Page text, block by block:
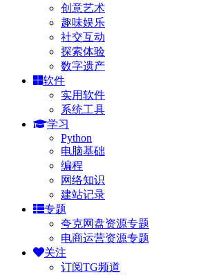
创意艺术
趣味娱乐
社交互动
探索体验
数字遗产
软件
实用软件
系统工具
学习
Python
电脑基础
编程
网络知识
建站记录
专题
夸克网盘资源专题
电商运营资源专题
关注
订阅TG频道